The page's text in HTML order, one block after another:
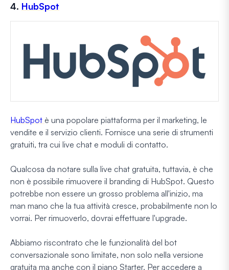
4. HubSpot
HubSpot è una popolare piattaforma per il marketing, le
vendite e il servizio clienti. Fornisce una serie di strumenti
gratuiti, tra cui live chat e moduli di contatto.
Qualcosa da notare sulla live chat gratuita, tuttavia, è che
non è possibile rimuovere il branding di HubSpot. Questo
potrebbe non essere un grosso problema all'inizio, ma
man mano che la tua attività cresce, probabilmente non lo
vorrai. Per rimuoverlo, dovrai effettuare l'upgrade.
Abbiamo riscontrato che le funzionalità del bot
conversazionale sono limitate, non solo nella versione
gratuita ma anche con il piano Starter. Per accedere a